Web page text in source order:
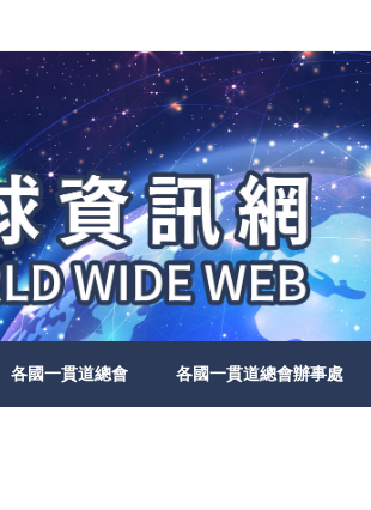
各國一貫道總會 各國一貫道總會辦事處